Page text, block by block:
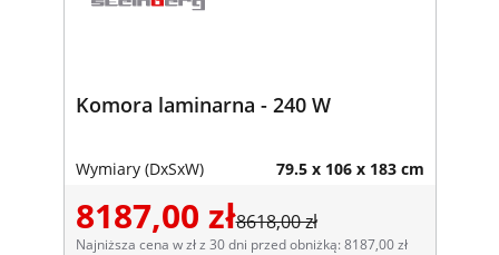
Komora laminarna - 240 W
Wymiary (DxSxW) 79.5 x 106 x 183 cm
8187,00 zł8618,00 zł
Najniższa cena w zł z 30 dni przed obniżką: 8187,00 zł